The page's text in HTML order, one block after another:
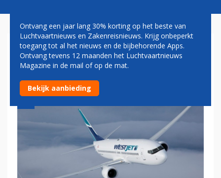
NIEUWE ROUTES VOOR
WESTJET
Ontvang een jaar lang 30% korting op het beste van
Luchtvaartnieuws en Zakenreisnieuws. Krijg onbeperkt
toegang tot al het nieuws en de bijbehorende Apps.
Ontvang tevens 12 maanden het Luchtvaartnieuws
Magazine in de mail of op de mat.
Bekijk aanbieding